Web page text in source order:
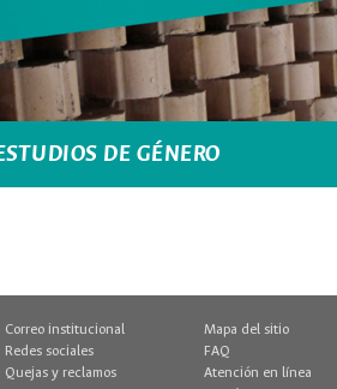
DE GÉNERO
Correo institucional
Redes sociales
Quejas y reclamos
Mapa del sitio
FAQ
Atención en línea